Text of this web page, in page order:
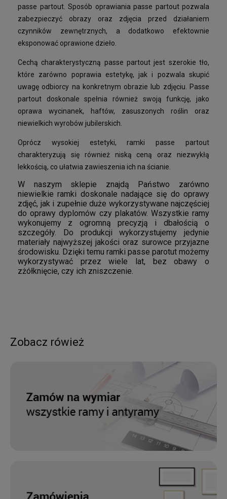
passe partout. Sposób oprawiania passe partout pozwala
zabezpieczyć obrazy oraz zdjęcia przed działaniem
czynników zewnętrznych, a dodatkowo efektownie
eksponować oprawione dzieło.
Cechą charakterystyczną passe partout jest szerokie tło,
które zarówno poprawia estetykę, jak i pozwala skupić
uwagę odbiorcy na konkretnym obrazie lub zdjęciu. Passe
partout doskonale spełnia również swoją funkcję, jako
oprawa wycinanek, haftów, zasuszonych roślin oraz
niewielkich wyrobów jubilerskich.
Oprócz wysokiej estetyki, ramki passe partout
charakteryzują się również niską ceną oraz niezwykłą
lekkością, co ułatwia zawieszenia ich na ścianie.
W naszym sklepie znajdą Państwo zarówno
niewielkie ramki doskonale nadające się do oprawy
zdjęć, jak i zupełnie duże wykorzystywane najczęściej
do oprawy dyplomów czy plakatów. Wszystkie ramy
wykonujemy z ogromną precyzją i dbałością o
szczegóły. Do produkcji wykorzystujemy jedynie
materiały najwyższej jakości oraz surowce przyjazne
środowisku. Dzięki temu ramki passe parotut możemy
wykorzystywać przez wiele lat, bez obawy o
zżółknięcie, czy ich zniszczenie.
Zobacz rówież